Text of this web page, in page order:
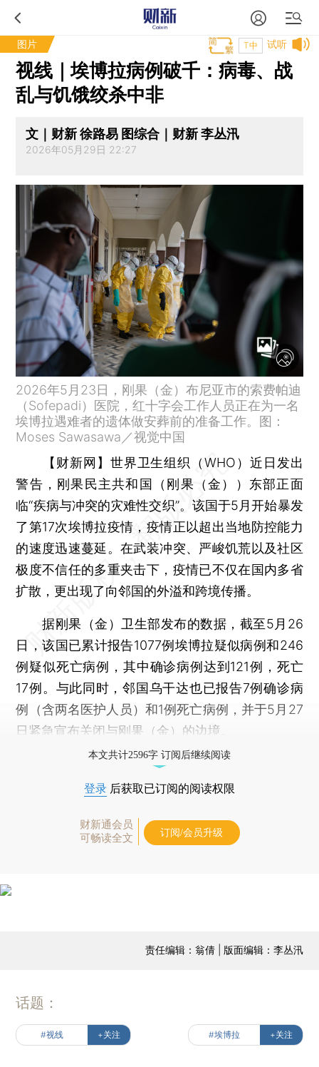
图片 试听
T中
视线｜埃博拉病例破千：病毒、战
乱与饥饿绞杀中非
文｜财新 徐路易 图综合｜财新 李丛汛
2026年05月29日 22:27
2026年5月23日，刚果（金）布尼亚市的索费帕迪
（Sofepadi）医院，红十字会工作人员正在为一名
埃博拉遇难者的遗体做安葬前的准备工作。图：
Moses Sawasawa／视觉中国
【财新网】 世界卫生组织（WHO）近日发出
警告，刚果民主共和国（刚果（金））东部正面
临“疾病与冲突的灾难性交织”。该国于5月开始暴发
了第17次埃博拉疫情，疫情正以超出当地防控能力
的速度迅速蔓延。在武装冲突、严峻饥荒以及社区
极度不信任的多重夹击下，疫情已不仅在国内多省
扩散，更出现了向邻国的外溢和跨境传播。
据刚果（金）卫生部发布的数据，截至5月26
日，该国已累计报告1077例埃博拉疑似病例和246
例疑似死亡病例，其中确诊病例达到121例，死亡
17例。与此同时，邻国乌干达也已报告7例确诊病
例（含两名医护人员）和1例死亡病例，并于5月27
日紧急宣布关闭与刚果（金）的边境。
本文共计2596字 订阅后继续阅读
登录 后获取已订阅的阅读权限
财新通会员
可畅读全文
订阅/会员升级
责任编辑：翁倩 | 版面编辑：李丛汛
话题：
#视线 +关注 #埃博拉 +关注